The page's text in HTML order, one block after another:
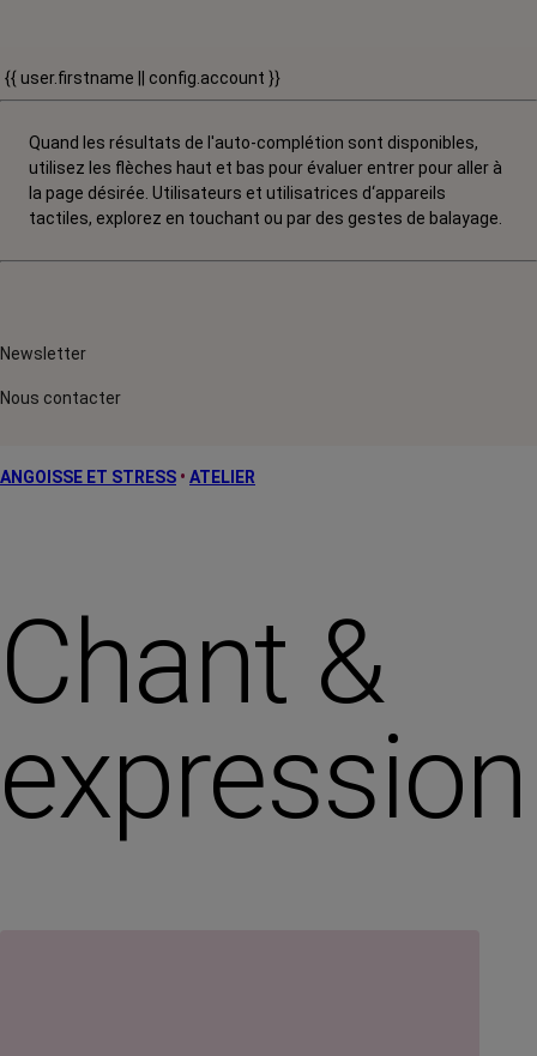
{{ user.firstname || config.account }}
Quand les résultats de l'auto-complétion sont disponibles,
utilisez les flèches haut et bas pour évaluer entrer pour aller à
la page désirée. Utilisateurs et utilisatrices d‘appareils
tactiles, explorez en touchant ou par des gestes de balayage.
Newsletter
Nous contacter
ANGOISSE ET STRESS • ATELIER
Chant &
expression